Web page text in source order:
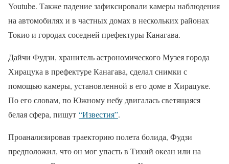
Youtube. Также падение зафиксировали камеры наблюдения
на автомобилях и в частных домах в нескольких районах
Токио и городах соседней префектуры Канагава.
Дайчи Фудзи, хранитель астрономического Музея города
Хирацука в префектуре Канагава, сделал снимки с
помощью камеры, установленной в его доме в Хирацуке.
По его словам, по Южному небу двигалась светящаяся
белая сфера, пишут “Известия”.
Проанализировав траекторию полета болида, Фудзи
предположил, что он мог упасть в Тихий океан или на